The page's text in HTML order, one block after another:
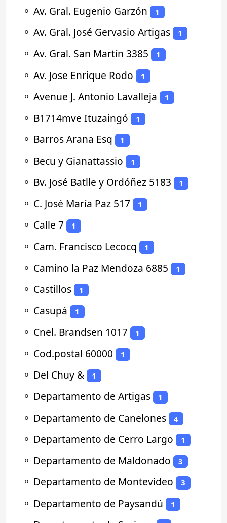
⚬ Av. Gral. Eugenio Garzón 1
⚬ Av. Gral. José Gervasio Artigas 1
⚬ Av. Gral. San Martín 3385 1
⚬ Av. Jose Enrique Rodo 1
⚬ Avenue J. Antonio Lavalleja 1
⚬ B1714mve Ituzaingó 1
⚬ Barros Arana Esq 1
⚬ Becu y Gianattassio 1
⚬ Bv. José Batlle y Ordóñez 5183 1
⚬ C. José María Paz 517 1
⚬ Calle 7 1
⚬ Cam. Francisco Lecocq 1
⚬ Camino la Paz Mendoza 6885 1
⚬ Castillos 1
⚬ Casupá 1
⚬ Cnel. Brandsen 1017 1
⚬ Cod.postal 60000 1
⚬ Del Chuy & 1
⚬ Departamento de Artigas 1
⚬ Departamento de Canelones 4
⚬ Departamento de Cerro Largo 1
⚬ Departamento de Maldonado 3
⚬ Departamento de Montevideo 3
⚬ Departamento de Paysandú 1